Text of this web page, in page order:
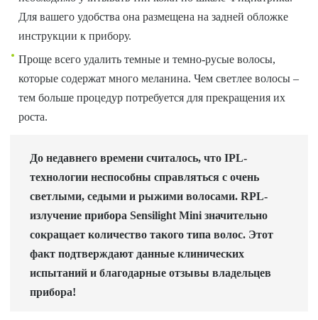
Для вашего удобства она размещена на задней обложке
инструкции к прибору.
Проще всего удалить темные и темно-русые волосы,
которые содержат много меланина. Чем светлее волосы –
тем больше процедур потребуется для прекращения их
роста.
До недавнего времени считалось, что IPL-
технологии неспособны справляться с очень
светлыми, седыми и рыжими волосами. RPL-
излучение прибора Sensilight Mini значительно
сокращает количество такого типа волос. Этот
факт подтверждают данные клинических
испытаний и благодарные отзывы владельцев
прибора!